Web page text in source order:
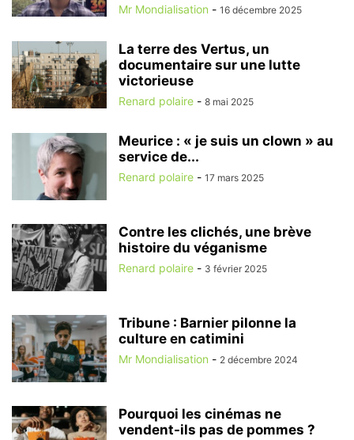
Mr Mondialisation - 16 décembre 2025
La terre des Vertus, un
documentaire sur une lutte
victorieuse
Renard polaire - 8 mai 2025
Meurice : « je suis un clown » au
service de...
Renard polaire - 17 mars 2025
Contre les clichés, une brève
histoire du véganisme
Renard polaire - 3 février 2025
Tribune : Barnier pilonne la
culture en catimini
Mr Mondialisation - 2 décembre 2024
Pourquoi les cinémas ne
vendent-ils pas de pommes ?